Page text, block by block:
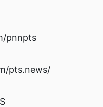
pnnpts
pts.news/